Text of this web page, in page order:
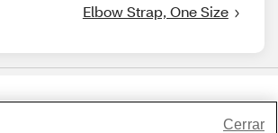
Elbow Strap, One Size
Cerrar